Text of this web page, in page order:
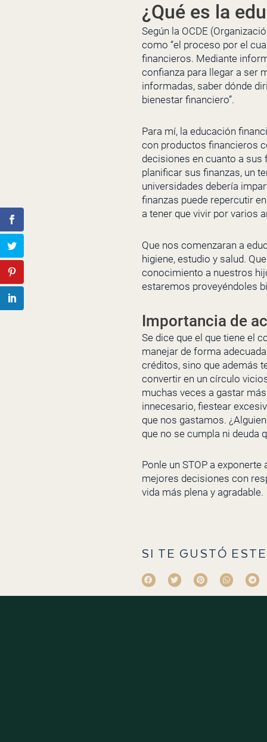
¿Qué es la
Según la OCDE
como “el proceso por el
financieros. Mediante
confianza para llegar a ser
informadas, saber dónde
bienestar financiero”.
Para mí, la educación
con productos financieros
decisiones en cuanto a sus
planificar sus finanzas, un
universidades debería
finanzas puede repercutir
a tener que vivir por varios
Que nos comenzaran a
higiene, estudio y salud.
conocimiento a nuestros
estaremos proveyéndoles
Importancia de
Se dice que el que tiene el
manejar de forma
créditos, sino que además
convertir en un círculo
muchas veces a gastar
innecesario, fiestear
que nos gastamos.
que no se cumpla ni deuda
Ponle un STOP a
mejores decisiones con
vida más plena y agradable.
SI TE GUSTÓ